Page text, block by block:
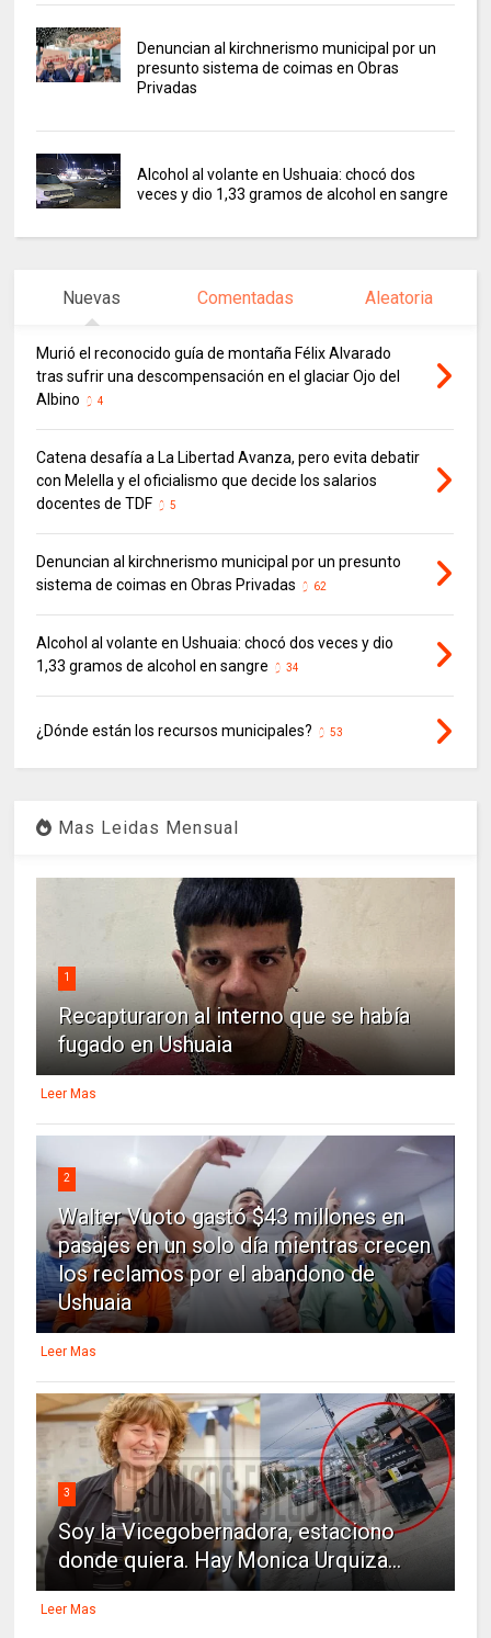
Denuncian al kirchnerismo municipal por un
presunto sistema de coimas en Obras
Privadas
Alcohol al volante en Ushuaia: chocó dos
veces y dio 1,33 gramos de alcohol en sangre
Nuevas Comentadas Aleatoria
Murió el reconocido guía de montaña Félix Alvarado
tras sufrir una descompensación en el glaciar Ojo del
Albino
4
Catena desafía a La Libertad Avanza, pero evita debatir
con Melella y el oficialismo que decide los salarios
docentes de TDF
5
Denuncian al kirchnerismo municipal por un presunto
sistema de coimas en Obras Privadas
62
Alcohol al volante en Ushuaia: chocó dos veces y dio
1,33 gramos de alcohol en sangre
34
¿Dónde están los recursos municipales? 53
Mas Leidas Mensual
1
Recapturaron al interno que se había
fugado en Ushuaia
Leer Mas
2
Walter Vuoto gastó $43 millones en
pasajes en un solo día mientras crecen
los reclamos por el abandono de
Ushuaia
Leer Mas
3
Soy la Vicegobernadora, estaciono
donde quiera. Hay Monica Urquiza...
Leer Mas